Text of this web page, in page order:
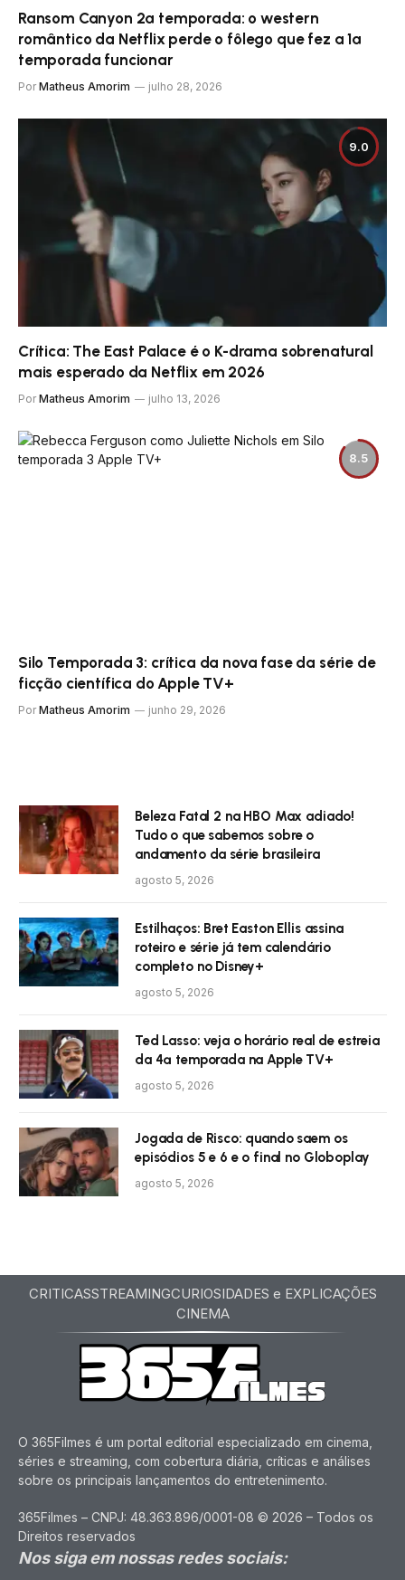
Ransom Canyon 2ª temporada: o western
romântico da Netflix perde o fôlego que fez a 1ª
temporada funcionar
Por Matheus Amorim julho 28, 2026
9.0
Crítica: The East Palace é o K-drama sobrenatural
mais esperado da Netflix em 2026
Por Matheus Amorim julho 13, 2026
8.5
Silo Temporada 3: crítica da nova fase da série de
ficção científica do Apple TV+
Por Matheus Amorim junho 29, 2026
Beleza Fatal 2 na HBO Max adiado!
Tudo o que sabemos sobre o
andamento da série brasileira
agosto 5, 2026
Estilhaços: Bret Easton Ellis assina
roteiro e série já tem calendário
completo no Disney+
agosto 5, 2026
Ted Lasso: veja o horário real de estreia
da 4ª temporada na Apple TV+
agosto 5, 2026
Jogada de Risco: quando saem os
episódios 5 e 6 e o final no Globoplay
agosto 5, 2026
CRITICASSTREAMINGCURIOSIDADES e EXPLICAÇÕES
CINEMA
O 365Filmes é um portal editorial especializado em cinema,
séries e streaming, com cobertura diária, críticas e análises
sobre os principais lançamentos do entretenimento.
365Filmes – CNPJ: 48.363.896/0001-08 © 2026 – Todos os
Direitos reservados
Nos siga em nossas redes sociais: